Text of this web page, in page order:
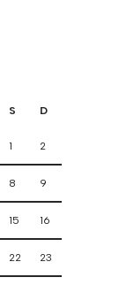
S D
1 2
8 9
15 16
22 23